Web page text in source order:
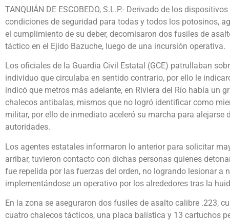
TANQUIÁN DE ESCOBEDO, S.L.P.- Derivado de los
condiciones de seguridad para todas y todos los potosinos,
el cumplimiento de su deber, decomisaron dos fusiles de
táctico en el Ejido Bazuche, luego de una incursión operativa.
Los oficiales de la Guardia Civil Estatal (GCE) patrullaban
individuo que circulaba en sentido contrario, por ello le
indicó que metros más adelante, en Riviera del Río había un
chalecos antibalas, mismos que no logró identificar como
militar, por ello de inmediato aceleró su marcha para alejarse
autoridades.
Los agentes estatales informaron lo anterior para solicitar
arribar, tuvieron contacto con dichas personas quienes
fue repelida por las fuerzas del orden, no logrando lesionar a
implementándose un operativo por los alrededores tras la
En la zona se aseguraron dos fusiles de asalto calibre .223,
cuatro chalecos tácticos, una placa balística y 13 cartuchos